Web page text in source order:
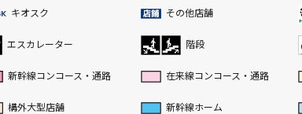
キオスク その他店舗
エスカレーター 階段
新幹線コンコース・通路 在来線コンコース・通路
構外大型店舗 新幹線ホーム